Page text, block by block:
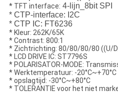
* TFT interface: 4-lijn_8bit SPI
* CTP-interface: I2C
* CTP IC: FT6236
* Kleur: 262K/65K
* Contrast: 800:1
* Zichtrichting: 80/80/80/80 ((U/
* LCD DRIVE IC: ST7796S
* POLARISATOR-MODE:
* Werktemperatuur: -20°C~+70°C
* opslagtijd: -30°C~+80°C
* TOLERANTIE voor het niet